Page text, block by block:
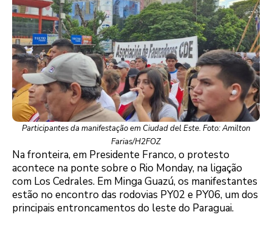
Participantes da manifestação em Ciudad del Este. Foto: Amilton
Farias/H2FOZ
Na fronteira, em Presidente Franco, o protesto
acontece na ponte sobre o Rio Monday, na ligação
com Los Cedrales. Em Minga Guazú, os manifestantes
estão no encontro das rodovias PY02 e PY06, um dos
principais entroncamentos do leste do Paraguai.